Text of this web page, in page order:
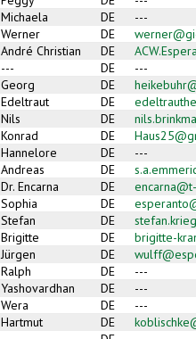
Michaela DE
---
Werner DE
André Christian DE
--- DE
---
Georg DE
Edeltraut DE
Nils DE
Konrad DE
Hannelore DE
---
Andreas DE
Dr. Encarna DE
Sophia DE
Stefan DE
Brigitte DE
brigitte-
Jürgen DE
Ralph DE
---
Yashovardhan DE
---
Wera DE
---
Hartmut DE